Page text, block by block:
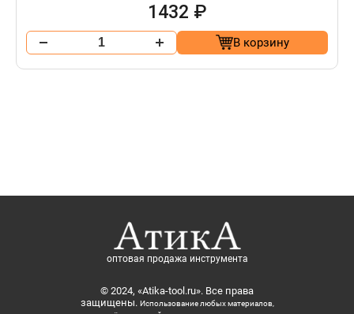
1432 ₽
В корзину
оптовая продажа инструмента
© 2024, «Atika-tool.ru». Все права
защищены. Использование любых материалов,